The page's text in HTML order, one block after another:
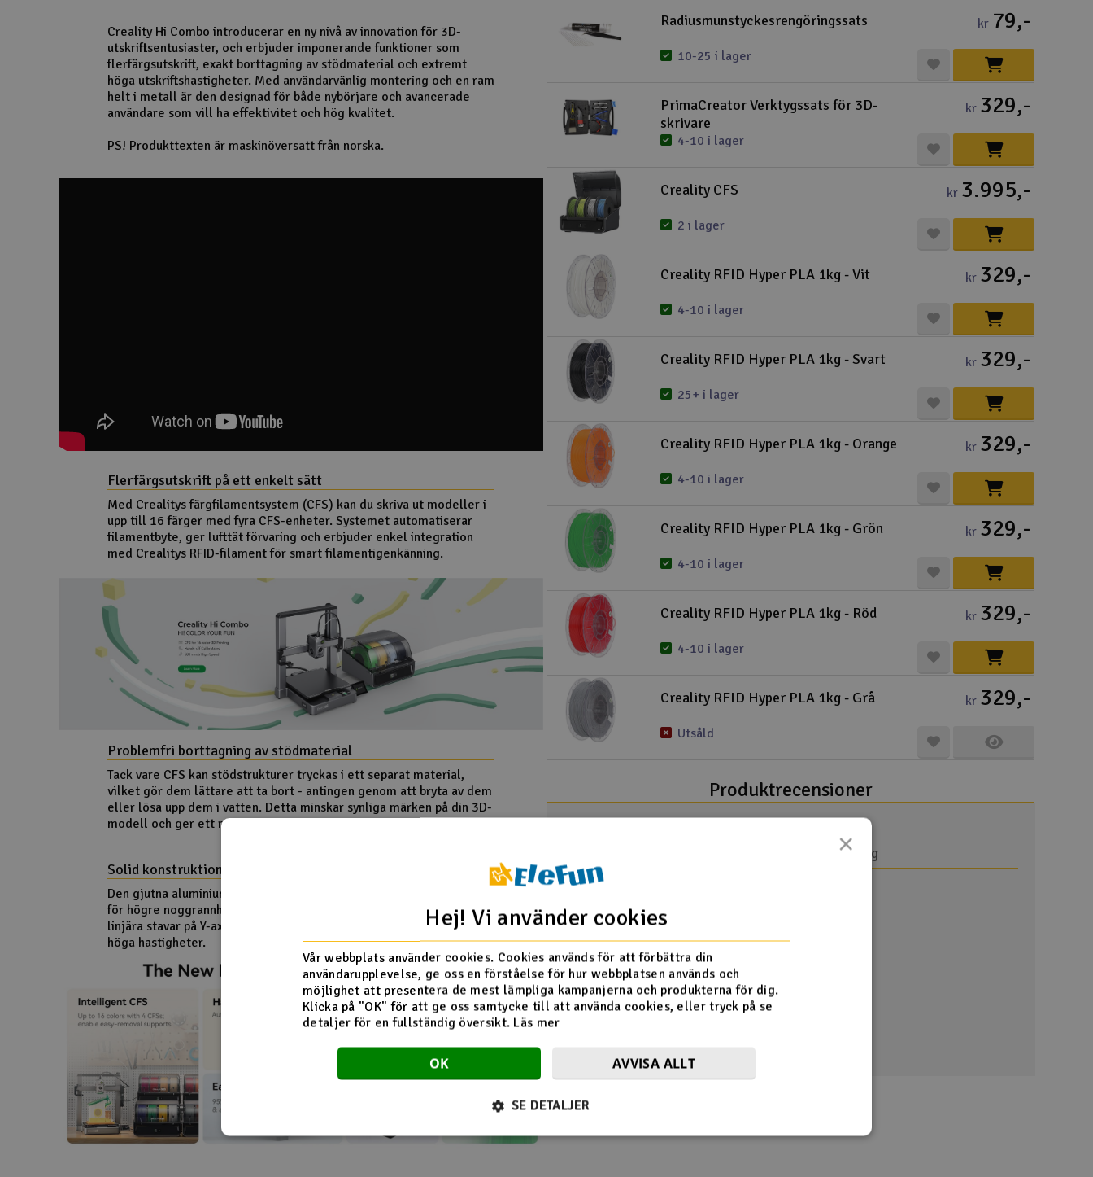
Scooter & elfordon
Smarthem, lek och hobby
Solenergi
Verktyg, utrustning och tillbehör
Presentkort
Creality Hi Combo introducerar en ny nivå av innovation för 3D-
utskriftsentusiaster, och erbjuder imponerande funktioner som
flerfärgsutskrift, exakt borttagning av stödmaterial och extremt
höga utskriftshastigheter. Med användarvänlig montering och en ram
helt i metall är den designad för både nybörjare och avancerade
användare som vill ha effektivitet och hög kvalitet.
PS! Produkttexten är maskinöversatt från norska.
Flerfärgsutskrift på ett enkelt sätt
Med Crealitys färgfilamentsystem (CFS) kan du skriva ut modeller i
upp till 16 färger med fyra CFS-enheter. Systemet automatiserar
filamentbyte, ger lufttät förvaring och erbjuder enkel integration
med Crealitys RFID-filament för smart filamentigenkänning.
Problemfri borttagning av stödmaterial
Tack vare CFS kan stödstrukturer tryckas i ett separat material,
vilket gör dem lättare att ta bort - antingen genom att bryta av dem
eller lösa upp dem i vatten. Detta minskar synliga märken på din 3D-
modell och ger ett renare resultat.
Solid konstruktion, konsekvent prestanda
Den gjutna aluminiumramen ger stabilitet och minskar vibrationer
för högre noggrannhet. Med linjära skenor på X-axeln och dubbla
linjära stavar på Y-axeln uppnår dina utskrifter jämn kvalitet även vid
höga hastigheter.
Radiusmunstyckesrengöringssats
10-25 i lager
kr 79,-
PrimaCreator Verktygssats för 3D-
skrivare
4-10 i lager
kr 329,-
Creality CFS
2 i lager
kr 3.995,-
Creality RFID Hyper PLA 1kg - Vit
4-10 i lager
kr 329,-
Creality RFID Hyper PLA 1kg - Svart
25+ i lager
kr 329,-
Creality RFID Hyper PLA 1kg - Orange
4-10 i lager
kr 329,-
Creality RFID Hyper PLA 1kg - Grön
4-10 i lager
kr 329,-
Creality RFID Hyper PLA 1kg - Röd
4-10 i lager
kr 329,-
Creality RFID Hyper PLA 1kg - Grå
Utsåld
kr 329,-
Produktrecensioner
Användaren har endast angett betyg
09.12.2025 av Thomas A.
Ge din feedback
×
Hej! Vi använder cookies
Vår webbplats använder cookies. Cookies används för att förbättra din
användarupplevelse, ge oss en förståelse för hur webbplatsen används och
möjlighet att presentera de mest lämpliga kampanjerna och produkterna för dig.
Klicka på "OK" för att ge oss samtycke till att använda cookies, eller tryck på se
detaljer för en fullständig översikt. Läs mer
OK AVVISA ALLT
SE DETALJER